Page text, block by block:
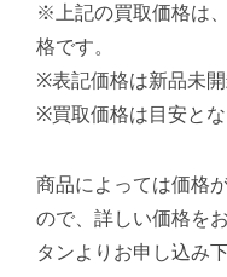
※上記の買取価格は
格です。
※表記価格は新品未
※買取価格は目安とな
商品によっては価格
ので、詳しい価格を
タンよりお申し込み下